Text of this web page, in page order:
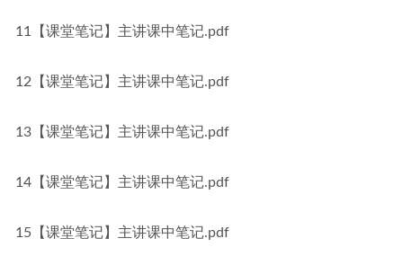
11【课堂笔记】主讲课中笔记.pdf
12【课堂笔记】主讲课中笔记.pdf
13【课堂笔记】主讲课中笔记.pdf
14【课堂笔记】主讲课中笔记.pdf
15【课堂笔记】主讲课中笔记.pdf